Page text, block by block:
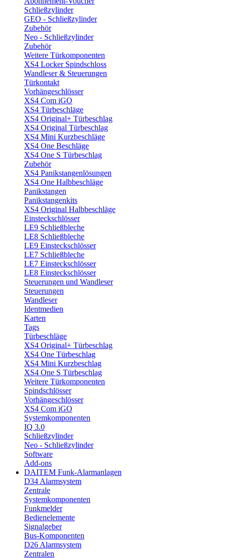
Schließzylinder
GEO - Schließzylinder
Zubehör
Neo - Schließzylinder
Zubehör
Weitere Türkomponenten
XS4 Locker Spindschloss
Wandleser & Steuerungen
Türkontakt
Vorhängeschlösser
XS4 Com iGO
XS4 Türbeschläge
XS4 Original+ Türbeschlag
XS4 Original Türbeschlag
XS4 Mini Kurzbeschläge
XS4 One Beschläge
XS4 One S Türbeschlag
Zubehör
XS4 Panikstangenlösungen
XS4 One Halbbeschläge
Panikstangen
Panikstangenkits
XS4 Original Halbbeschläge
Einsteckschlösser
LE9 Schließbleche
LE8 Schließbleche
LE9 Einsteckschlösser
LE7 Schließbleche
LE7 Einsteckschlösser
LE8 Einsteckschlösser
Steuerungen und Wandleser
Steuerungen
Wandleser
Identmedien
Karten
Tags
Türbeschläge
XS4 Original+ Türbeschlag
XS4 One Türbeschlag
XS4 Mini Kurzbeschlag
XS4 One S Türbeschlag
Weitere Türkomponenten
Spindschlösser
Vorhängeschlösser
XS4 Com iGO
Systemkomponenten
IQ 3.0
Schließzylinder
Neo - Schließzylinder
Software
Add-ons
DAITEM Funk-Alarmanlagen
D34 Alarmsystem
Zentrale
Systemkomponenten
Funkmelder
Bedienelemente
Signalgeber
Bus-Komponenten
D26 Alarmsystem
Zentralen